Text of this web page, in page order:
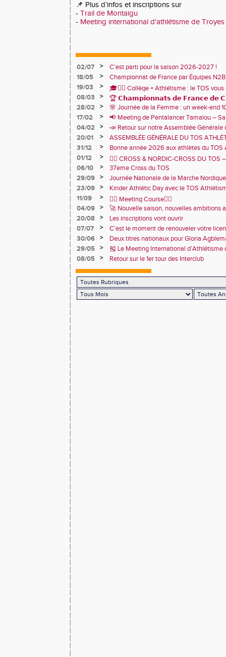
📌 Plus d’infos et inscriptions sur
- Trail de Montaigu
- Meeting international d'athlétisme de
02/07 >
C’est parti pour la saison 2026-2027 !
18/05
>
Championnat de France par Équipes
1er avec 86 787 points !🩷
19/03 >
🎓🏃‍♂️ Collège + Athlétisme : le TOS
sportive du collège Marie Curie !
08/03 >
🏆 𝗖𝗵𝗮𝗺𝗽𝗶𝗼𝗻𝗻𝗮𝘁𝘀 𝗱𝗲 𝗙𝗿𝗮𝗻𝗰𝗲 𝗱𝗲
🏅
28/02 >
🌸 Journée de la Femme : un week-end
TOS Athlétisme
17/02 >
📢 Meeting de Pentalancer Tamalou –
04/02
>
📣 Retour sur notre Assemblée
2026 🙌
20/01 >
ASSEMBLÉE GÉNÉRALE DU TOS
JANVIER 18h30 – CENTRE SPORTIF DE
31/12 >
Bonne année 2026 aux athlètes du TOS
01/12
>
🏃‍♂️ CROSS & NORDIC-CROSS DU
et de convivialité ! 🏃‍♀️
06/10 >
37eme Cross du TOS
29/09
>
Journée Nationale de la Marche Nordique
23/09
>
Kinder Athlétic Day avec le TOS
11/09
>
🏃‍♂️ Meeting Course🏃‍♀️
04/09
>
🚀 Nouvelle saison, nouvelles ambitions
20/08
>
Les inscriptions vont ouvrir
07/07
>
C’est le moment de renouveler votre
2026 !
30/06 >
Deux titres nationaux pour Gloria
France Para Athlétisme
29/05 >
🎽 Le Meeting International
juin 2025 !
08/05 > Retour sur le 1er tour des Interclub